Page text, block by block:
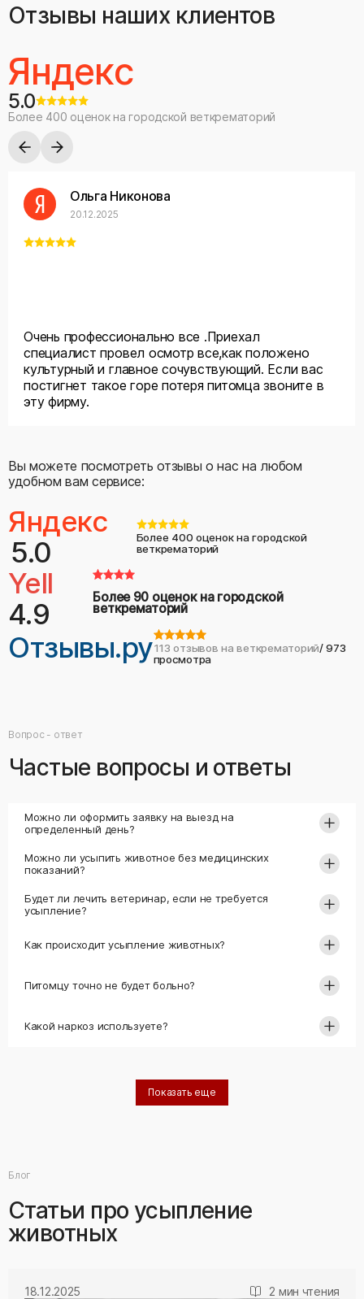
Отзывы наших клиентов
Яндекс
5.0
Более 400 оценок на городской веткрематорий
Ольга Никонова
20.12.2025
Очень профессионально все .Приехал
специалист провел осмотр все,как положено
культурный и главное сочувствующий. Если вас
постигнет такое горе потеря питомца звоните в
эту фирму.
Вы можете посмотреть отзывы о нас на любом
удобном вам сервисе:
Яндекс
5.0
Более 400 оценок на городской
веткрематорий
Отзывы.ру113 отзывов на веткрематорий/ 973
просмотра
Yell
4.9
Более 90 оценок на городской
веткрематорий
Вопрос - ответ
Частые вопросы и ответы
Можно ли оформить заявку на выезд на
определенный день?
Можно ли усыпить животное без медицинских
показаний?
Будет ли лечить ветеринар, если не требуется
усыпление?
Как происходит усыпление животных?
Питомцу точно не будет больно?
Какой наркоз используете?
Показать еще
Блог
Статьи про усыпление
животных
18.12.2025 2 мин чтения